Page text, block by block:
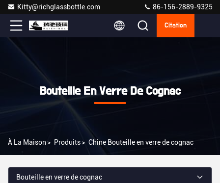
Kitty@richglassbottle.com 86-156-2889-9325
Citation
Bouteille En Verre De Cognac
À La Maison > Produits> Chine Bouteille en verre de cognac
Bouteille en verre de cognac